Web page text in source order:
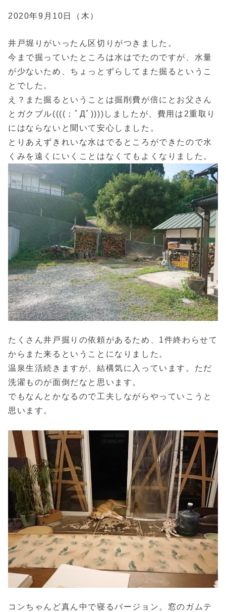
2020年9月10日（木）
井戸堀りがいったん区切りがつきました。
今まで掘っていたところは水はでたのですが、水量
が少ないため、ちょっとずらしてまた掘るというこ
とでした。
え？また掘るということは掘削費が倍にとお父さん
とガクブル((((；ﾟДﾟ))))しましたが、費用は2重取り
にはならないと聞いて安心しました。
とりあえずきれいな水はでるところができたので水
くみを遠くにいくことはなくてもよくなりました。
たくさん井戸掘りの依頼があるため、1件終わらせて
からまた来るということになりました。
温泉生活続きますが、結構気に入っています。ただ
洗濯ものが面倒だなと思います。
でもなんとかなるので工夫しながらやっていこうと
思います。
コンちゃんど真ん中で寝るバージョン。窓のガムテ